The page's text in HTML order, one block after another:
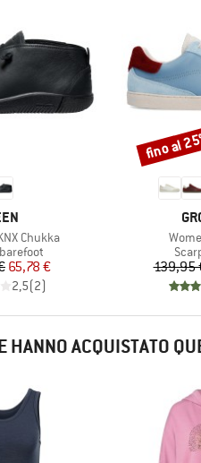
Chukka
prodotti
Prezzo
Prezzo ridotto
65,78 €
2,5(2)
139,95
Sconto
fino al
HANNO ACQUISTATO